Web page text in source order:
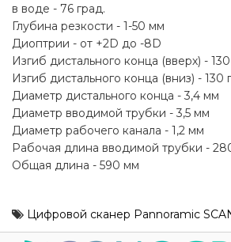
в воде - 76 град.
Глубина резкости - 1-50 мм
Диоптрии - от +2D до -8D
Изгиб дистального конца (вверх) -
Изгиб дистального конца (вниз) - 130
Диаметр дистального конца - 3,4 мм
Диаметр вводимой трубки - 3,5 мм
Диаметр рабочего канала - 1,2 мм
Рабочая длина вводимой трубки -
Общая длина - 590 мм
Цифровой сканер Pannoramic